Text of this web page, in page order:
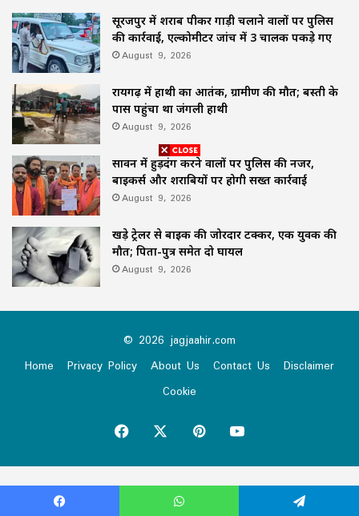
सूरजपुर में शराब पीकर गाड़ी चलाने वालों पर पुलिस
की कार्रवाई, एल्कोमीटर जांच में 3 चालक पकड़े गए
August 9, 2026
रायगढ़ में हाथी का आतंक, ग्रामीण की मौत; बस्ती के
पास पहुंचा था जंगली हाथी
August 9, 2026
सावन में हुड़दंग करने वालों पर पुलिस की नजर,
बाइकर्स और शराबियों पर होगी सख्त कार्रवाई
August 9, 2026
खड़े ट्रेलर से बाइक की जोरदार टक्कर, एक युवक की
मौत; पिता-पुत्र समेत दो घायल
August 9, 2026
© 2026 jagjaahir.com
Home
Privacy Policy About Us Contact Us
Disclaimer
Cookie
Facebook PinterestYouTube
Virus-free.www.avast.com